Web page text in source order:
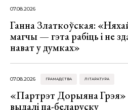
07.08.2026
Ганна Златкоўская:
магчы — гэта рабіць і не
нават у думках»
07.08.2026 ГРАМАДСТВА ЛІТАРАТУРА
«Партрэт Дорыяна Грэя»
выдалі па-беларуску